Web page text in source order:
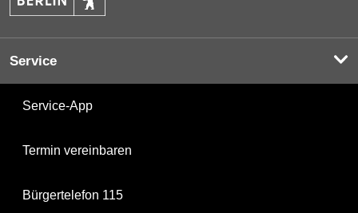
Service
Service-App
Termin vereinbaren
Bürgertelefon 115